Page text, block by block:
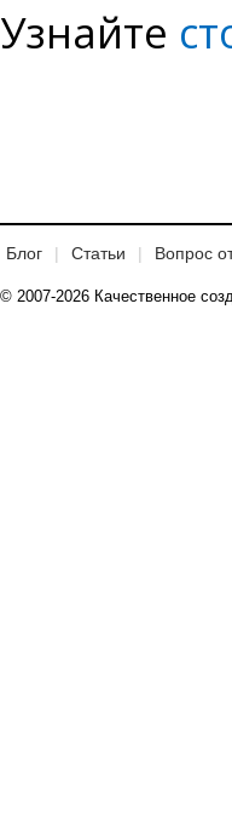
Узнайте
Блог Статьи Вопрос
© 2007-2026 Качественное